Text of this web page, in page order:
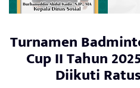
Turnamen
Cup II Tahun
Diikuti